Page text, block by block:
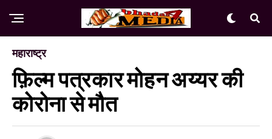
महाराष्ट्र
फ़िल्म पत्रकार मोहन अय्यर की
कोरोना से मौत